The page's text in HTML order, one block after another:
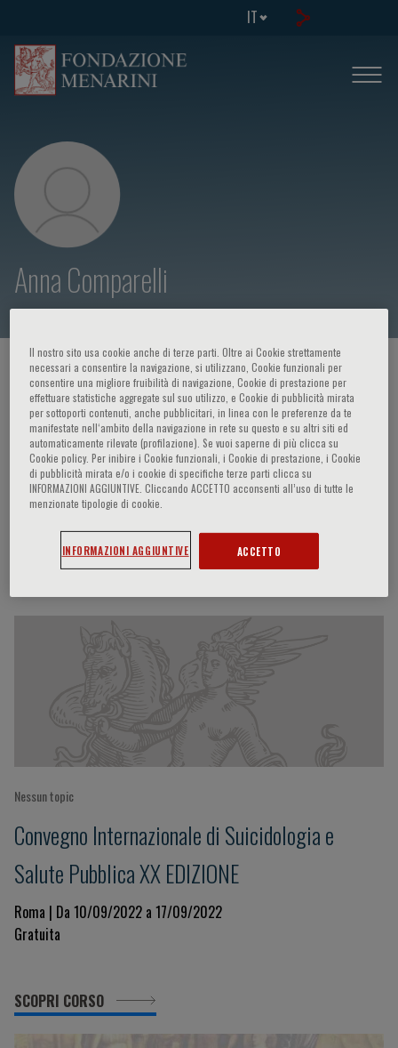
IT
Anna Comparelli
HOME PAGE / CORSI ED EVENTI / RELATORE
Anna Comparelli
Roma, Italy
Partecipazioni del relatore
Nessun topic
Convegno Internazionale di Suicidologia e
Salute Pubblica XX EDIZIONE
Roma | Da 10/09/2022 a 17/09/2022
Gratuita
SCOPRI CORSO
Il nostro sito usa cookie anche di terze parti. Oltre ai Cookie strettamente
necessari a consentire la navigazione, si utilizzano, Cookie funzionali per
consentire una migliore fruibilità di navigazione, Cookie di prestazione per
effettuare statistiche aggregate sul suo utilizzo, e Cookie di pubblicità mirata
per sottoporti contenuti, anche pubblicitari, in linea con le preferenze da te
manifestate nell‘ambito della navigazione in rete su questo e su altri siti ed
automaticamente rilevate (profilazione). Se vuoi saperne di più clicca su
Cookie policy. Per inibire i Cookie funzionali, i Cookie di prestazione, i Cookie
di pubblicità mirata e/o i cookie di specifiche terze parti clicca su
INFORMAZIONI AGGIUNTIVE. Cliccando ACCETTO acconsenti all’uso di tutte le
menzionate tipologie di cookie.
INFORMAZIONI AGGIUNTIVE ACCETTO